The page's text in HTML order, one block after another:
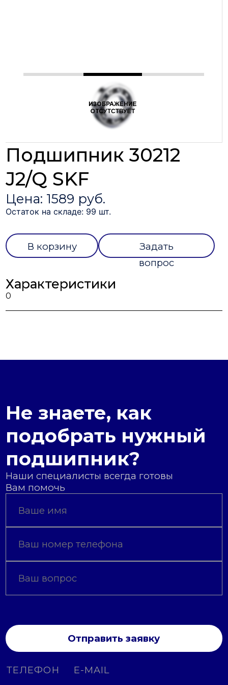
Подшипник 30212
J2/Q SKF
Цена: 1589 руб.
Остаток на складе: 99 шт.
В корзину
Задать
вопрос
Характеристики
0
Не знаете, как
подобрать нужный
подшипник?
Наши специалисты всегда готовы
Вам помочь
Отправить заявку
ТЕЛЕФОН E-MAIL